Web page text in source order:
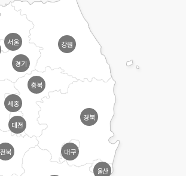
서울
경기
강원
충북
세종
대전
경북
대구
전북
울산